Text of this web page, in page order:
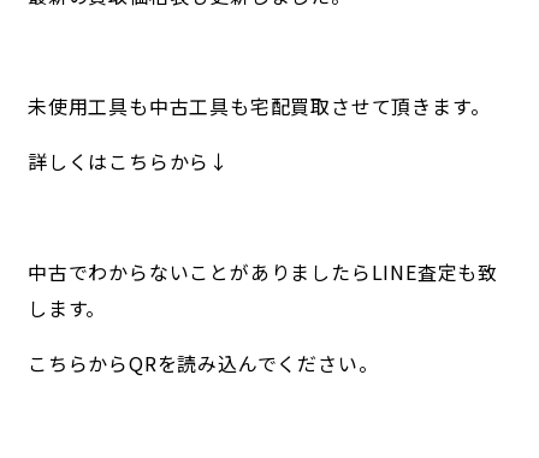
未使用工具も中古工具も宅配買取させて頂きます。
詳しくはこちらから↓
中古でわからないことがありましたらLINE査定も致
します。
こちらからQRを読み込んでください。